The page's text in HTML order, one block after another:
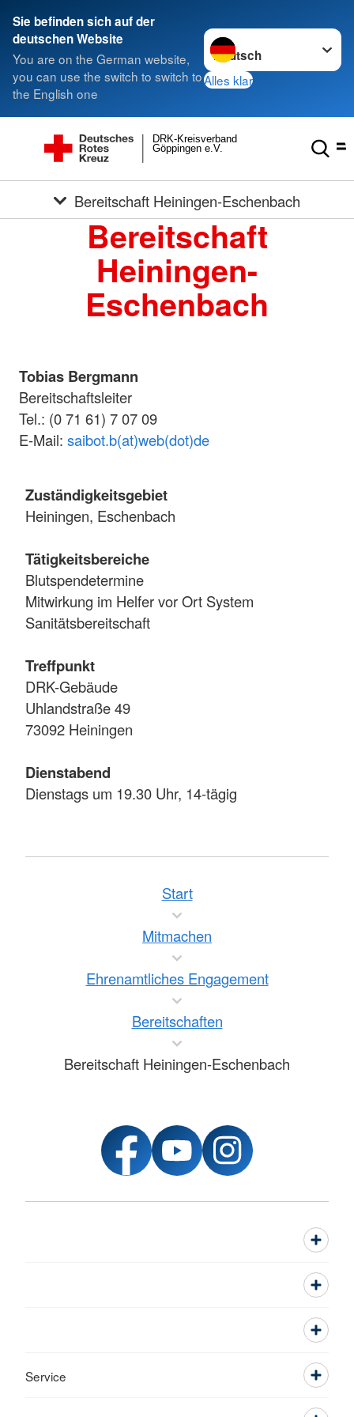
Sie befinden sich auf der
deutschen Website
You are on the German website,
you can use the switch to switch to
the English one
Sprache wechseln zu
Alles klar
Göppingen e.V.
DRK-Kreisverband
Bereitschaft Heiningen-Eschenbach
Bereitschaft
Heiningen-
Eschenbach
Tobias Bergmann
Bereitschaftsleiter
Tel.: (0 71 61) 7 07 09
E-Mail: saibot.b(at)web(dot)de
Zuständigkeitsgebiet
Heiningen, Eschenbach
Tätigkeitsbereiche
Blutspendetermine
Mitwirkung im Helfer vor Ort System
Sanitätsbereitschaft
Treffpunkt
DRK-Gebäude
Uhlandstraße 49
73092 Heiningen
Dienstabend
Dienstags um 19.30 Uhr, 14-tägig
Start
Mitmachen
Ehrenamtliches Engagement
Bereitschaften
Bereitschaft Heiningen-Eschenbach
Service